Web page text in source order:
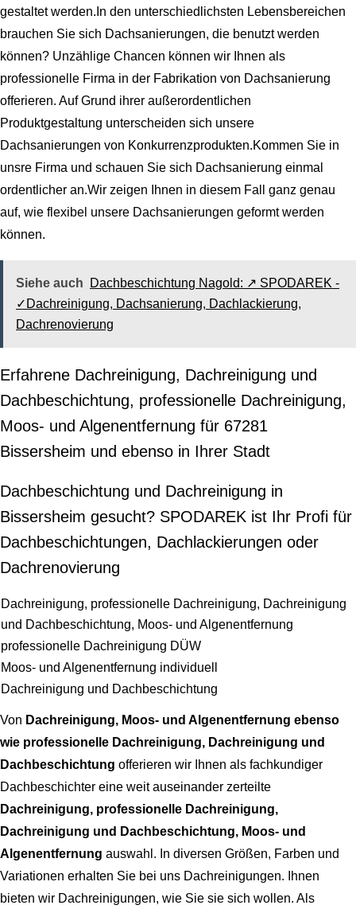
gestaltet werden.In den unterschiedlichsten Lebensbereichen
brauchen Sie sich Dachsanierungen, die benutzt werden
können? Unzählige Chancen können wir Ihnen als
professionelle Firma in der Fabrikation von Dachsanierung
offerieren. Auf Grund ihrer außerordentlichen
Produktgestaltung unterscheiden sich unsere
Dachsanierungen von Konkurrenzprodukten.Kommen Sie in
unsre Firma und schauen Sie sich Dachsanierung einmal
ordentlicher an.Wir zeigen Ihnen in diesem Fall ganz genau
auf, wie flexibel unsere Dachsanierungen geformt werden
können.
Siehe auch
Dachbeschichtung Nagold: ↗️ SPODAREK -
✓Dachreinigung, Dachsanierung, Dachlackierung,
Dachrenovierung
Erfahrene Dachreinigung, Dachreinigung und
Dachbeschichtung, professionelle Dachreinigung,
Moos- und Algenentfernung für 67281
Bissersheim und ebenso in Ihrer Stadt
Dachbeschichtung und Dachreinigung in
Bissersheim gesucht? SPODAREK ist Ihr Profi für
Dachbeschichtungen, Dachlackierungen oder
Dachrenovierung
Dachreinigung, professionelle Dachreinigung, Dachreinigung
und Dachbeschichtung, Moos- und Algenentfernung
professionelle Dachreinigung DÜW
Moos- und Algenentfernung individuell
Dachreinigung und Dachbeschichtung
Von Dachreinigung, Moos- und Algenentfernung ebenso
wie professionelle Dachreinigung, Dachreinigung und
Dachbeschichtung offerieren wir Ihnen als fachkundiger
Dachbeschichter eine weit auseinander zerteilte
Dachreinigung, professionelle Dachreinigung,
Dachreinigung und Dachbeschichtung, Moos- und
Algenentfernung auswahl. In diversen Größen, Farben und
Variationen erhalten Sie bei uns Dachreinigungen. Ihnen
bieten wir Dachreinigungen, wie Sie sie sich wollen. Als